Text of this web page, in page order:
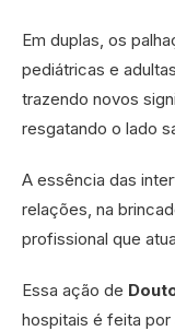
Em duplas, os
pediátricas e
trazendo novos
resgatando o lado
A essência das
relações, na
profissional que
Essa ação de
hospitais é feita